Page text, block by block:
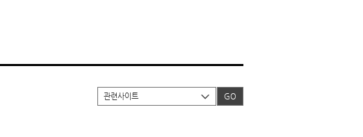
관련사이트 GO